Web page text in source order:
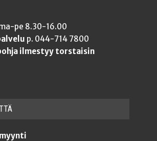
pe 8.30-16.00
p. 044-714 7800
ilmestyy torstaisin